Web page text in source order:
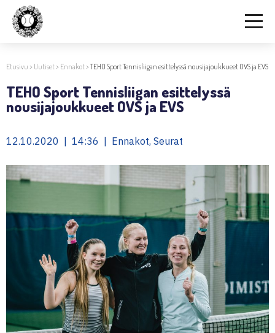
Etusivu > Uutiset> Ennakot>TEHO Sport Tennisliigan esittelyssä nousijajoukkueet OVS ja EVS
TEHO Sport Tennisliigan esittelyssä
nousijajoukkueet OVS ja EVS
12.10.2020 | 14:36 | Ennakot, Seurat